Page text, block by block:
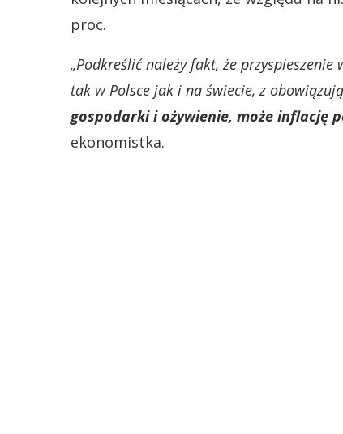
proc.
„Podkreślić należy fakt, że
tak w Polsce jak i na świecie, z
gospodarki i ożywienie, może inflację
ekonomistka.